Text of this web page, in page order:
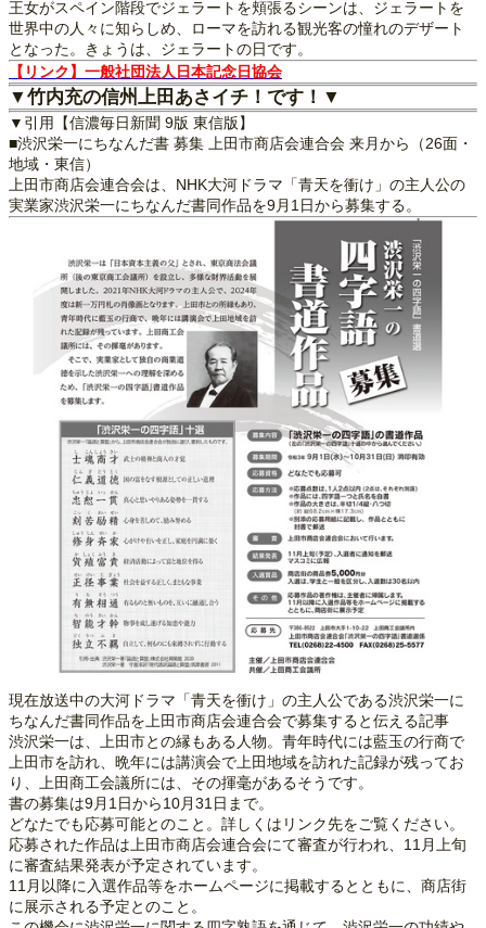
王女がスペイン階段でジェラートを頬張るシーンは、ジェラートを
世界中の人々に知らしめ、ローマを訪れる観光客の憧れのデザート
となった。きょうは、ジェラートの日です。
【リンク】一般社団法人日本記念日協会
▼竹内充の信州上田あさイチ！です！▼
▼引用【信濃毎日新聞 9版 東信版】
■渋沢栄一にちなんだ書 募集 上田市商店会連合会 来月から（26面・
地域・東信）
上田市商店会連合会は、NHK大河ドラマ「青天を衝け」の主人公の
実業家渋沢栄一にちなんだ書同作品を9月1日から募集する。
現在放送中の大河ドラマ「青天を衝け」の主人公である渋沢栄一に
ちなんだ書同作品を上田市商店会連合会で募集すると伝える記事
渋沢栄一は、上田市との縁もある人物。青年時代には藍玉の行商で
上田市を訪れ、晩年には講演会で上田地域を訪れた記録が残ってお
り、上田商工会議所には、その揮毫があるそうです。
書の募集は9月1日から10月31日まで。
どなたでも応募可能とのこと。詳しくはリンク先をご覧ください。
応募された作品は上田市商店会連合会にて審査が行われ、11月上旬
に審査結果発表が予定されています。
11月以降に入選作品等をホームページに掲載するとともに、商店街
に展示される予定とのこと。